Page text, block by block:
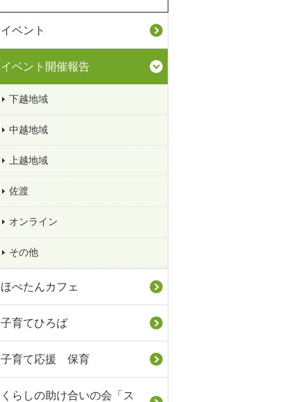
イベント
イベント開催報告
下越地域
中越地域
上越地域
佐渡
オンライン
その他
ほぺたんカフェ
子育てひろば
子育て応援 保育
くらしの助け合いの会「ス